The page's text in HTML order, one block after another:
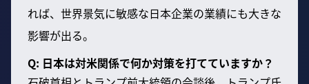
れば、世界景気に敏感な日本企業の業績にも大きな
影響が出る。
Q: 日本は対米関係で何か対策を打てていますか？